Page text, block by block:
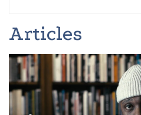
Articles